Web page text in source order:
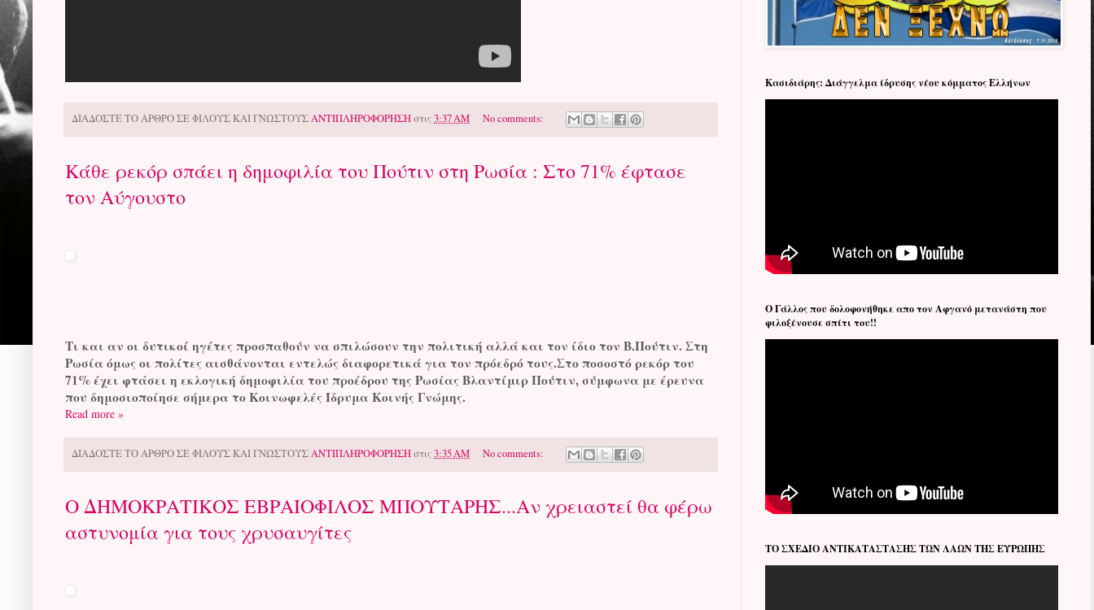
ΔΙΑΔΟΣΤΕ ΤΟ ΑΡΘΡΟ ΣΕ ΦΙΛΟΥΣ ΚΑΙ ΓΝΩΣΤΟΥΣΑΝΤΙΠΛΗΡΟΦΟΡΗΣΗστις3:37 AM No comments:
Κάθε ρεκόρ σπάει η δημοφιλία του Πούτιν στη Ρωσία : Στο 71% έφτασε
τον Αύγουστο
Τι και αν οι δυτικοί ηγέτες προσπαθούν να σπιλώσουν την πολιτική αλλά και τον ίδιο τον Β.Πούτιν. Στη
Ρωσία όμως οι πολίτες αισθάνονται εντελώς διαφορετικά για τον πρόεδρό τους.Στο ποσοστό ρεκόρ του
71% έχει φτάσει η εκλογική δημοφιλία του προέδρου της Ρωσίας Βλαντίμιρ Πούτιν, σύμφωνα με έρευνα
που δημοσιοποίησε σήμερα το Κοινωφελές Ίδρυμα Κοινής Γνώμης.
Read more »
ΔΙΑΔΟΣΤΕ ΤΟ ΑΡΘΡΟ ΣΕ ΦΙΛΟΥΣ ΚΑΙ ΓΝΩΣΤΟΥΣΑΝΤΙΠΛΗΡΟΦΟΡΗΣΗστις3:35 AM No comments:
Ο ΔΗΜΟΚΡΑΤΙΚΟΣ ΕΒΡΑΙΟΦΙΛΟΣ ΜΠΟΥΤΑΡΗΣ...Αν χρειαστεί θα φέρω
αστυνομία για τους χρυσαυγίτες
Κασιδιάρης: Διάγγελμα ίδρυσης νέου κόμματος Ελλήνων
Ο Γάλλος που δολοφονήθηκε απο τον Αφγανό μετανάστη που
φιλοξένουσε σπίτι του!!
ΤΟ ΣΧΕΔΙΟ ΑΝΤΙΚΑΤΑΣΤΑΣΗΣ ΤΩΝ ΛΑΩΝ ΤΗΣ ΕΥΡΩΠΗΣ